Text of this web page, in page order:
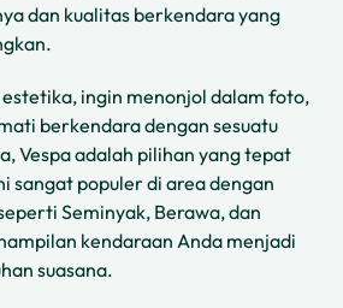
dan kualitas berkendara yang
ingin menonjol dalam foto,
berkendara dengan sesuatu
Vespa adalah pilihan yang tepat
sangat populer di area dengan
Seminyak, Berawa, dan
kendaraan Anda menjadi
suasana.